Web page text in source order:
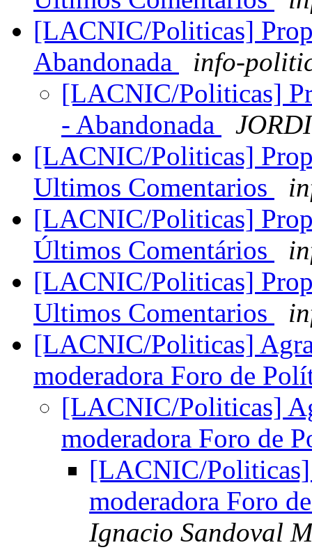
[LACNIC/Politicas]
Abandonada
info-
[LACNIC/Politicas]
- Abandonada
[LACNIC/Politicas]
Ultimos Comentarios
[LACNIC/Politicas]
Últimos Comentários
[LACNIC/Politicas]
Ultimos Comentarios
[LACNIC/Politicas]
moderadora Foro de
[LACNIC/Politicas]
moderadora Foro de
[LACNIC/Politicas]
moderadora Foro
Ignacio Sandoval